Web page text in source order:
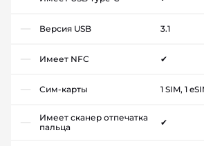
Версия USB 3.1
Имеет NFC ✔
Сим-карты 1 SIM, 1
Имеет сканер отпечатка
пальца
✔